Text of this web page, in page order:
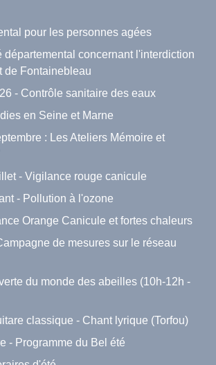
pour les personnes agées
départemental concernant l'interdiction
de Fontainebleau
- Contrôle sanitaire des eaux
en Seine et Marne
: Les Ateliers Mémoire et
- Vigilance rouge canicule
- Pollution à l'ozone
Orange Canicule et fortes chaleurs
de mesures sur le réseau
du monde des abeilles (10h-12h -
classique - Chant lyrique (Torfou)
- Programme du Bel été